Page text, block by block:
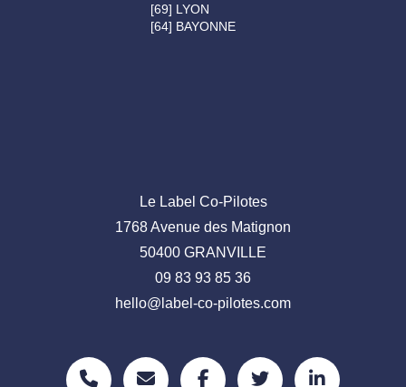
[69] LYON
[64] BAYONNE
Le Label Co-Pilotes
1768 Avenue des Matignon
50400 GRANVILLE
09 83 93 85 36
hello@label-co-pilotes.com